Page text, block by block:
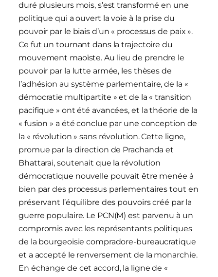
duré plusieurs mois, s’est transformé en une
politique qui a ouvert la voie à la prise du
pouvoir par le biais d’un « processus de paix ».
Ce fut un tournant dans la trajectoire du
mouvement maoïste. Au lieu de prendre le
pouvoir par la lutte armée, les thèses de
l’adhésion au système parlementaire, de la «
démocratie multipartite » et de la « transition
pacifique » ont été avancées, et la théorie de la
« fusion » a été conclue par une conception de
la « révolution » sans révolution. Cette ligne,
promue par la direction de Prachanda et
Bhattarai, soutenait que la révolution
démocratique nouvelle pouvait être menée à
bien par des processus parlementaires tout en
préservant l’équilibre des pouvoirs créé par la
guerre populaire. Le PCN(M) est parvenu à un
compromis avec les représentants politiques
de la bourgeoisie compradore-bureaucratique
et a accepté le renversement de la monarchie.
En échange de cet accord, la ligne de «